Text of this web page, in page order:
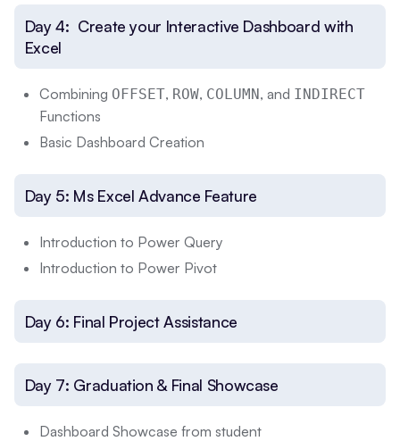
Day 4: Create your Interactive Dashboard with
Excel
Combining OFFSET, ROW, COLUMN, and INDIRECT
Functions
Basic Dashboard Creation
Day 5: Ms Excel Advance Feature
Introduction to Power Query
Introduction to Power Pivot
Day 6: Final Project Assistance
Day 7: Graduation & Final Showcase
Dashboard Showcase from student